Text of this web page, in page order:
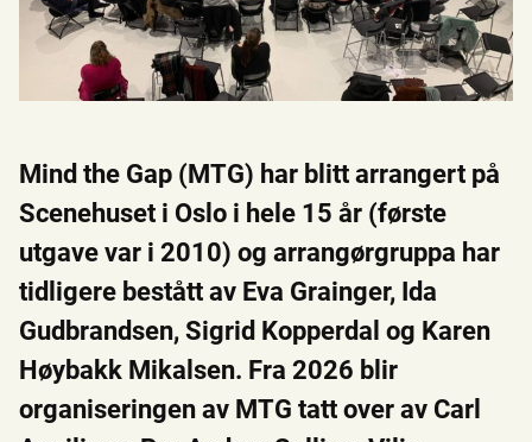
Mind the Gap (MTG) har blitt arrangert på
Scenehuset i Oslo i hele 15 år (første
utgave var i 2010) og arrangørgruppa har
tidligere bestått av Eva Grainger, Ida
Gudbrandsen, Sigrid Kopperdal og Karen
Høybakk Mikalsen. Fra 2026 blir
organiseringen av MTG tatt over av Carl